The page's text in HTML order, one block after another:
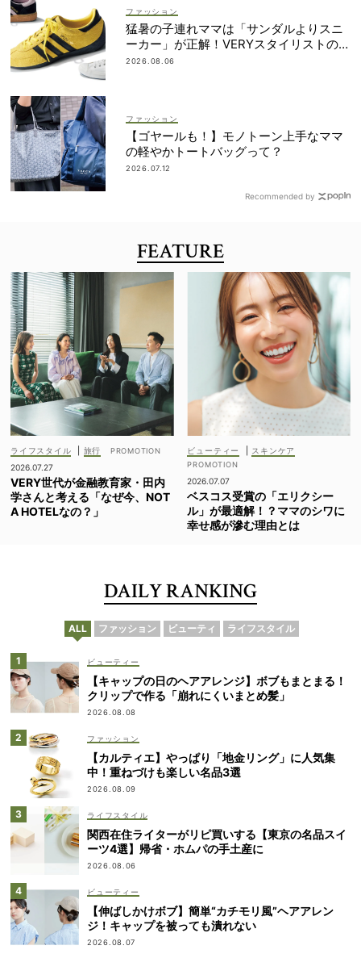
ファッション
猛暑の子連れママは「サンダルよりスニ
ーカー」が正解！VERYスタイリストの愛
用品5選
2026.08.06
ファッション
【ゴヤールも！】モノトーン上手なママ
の軽やかトートバッグって？
2026.07.12
Recommended by
FEATURE
ライフスタイル
旅行
2026.07.27
VERY世代が金融教育家・田内
学さんと考える「なぜ今、NOT
A HOTELなの？」
ビューティー スキンケア
2026.07.07
ベスコス受賞の「エリクシー
ル」が最適解！？ママのシワに
幸せ感が滲む理由とは
DAILY RANKING
ALL ファッション ビューティ ライフスタイル
ビューティー
【キャップの日のヘアアレンジ】ボブもまとまる！
クリップで作る「崩れにくいまとめ髪」
2026.08.08
ファッション
【カルティエ】やっぱり「地金リング」に人気集
中！重ねづけも楽しい名品3選
2026.08.09
ライフスタイル
関西在住ライターがリピ買いする【東京の名品スイ
ーツ4選】帰省・ホムパの手土産に
2026.08.06
ビューティー
【伸ばしかけボブ】簡単“カチモリ風”ヘアアレン
ジ！キャップを被っても潰れない
2026.08.07